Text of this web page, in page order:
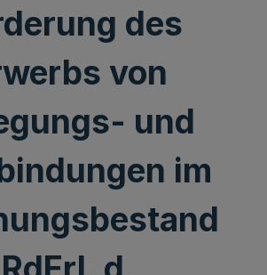
des
von
und
im